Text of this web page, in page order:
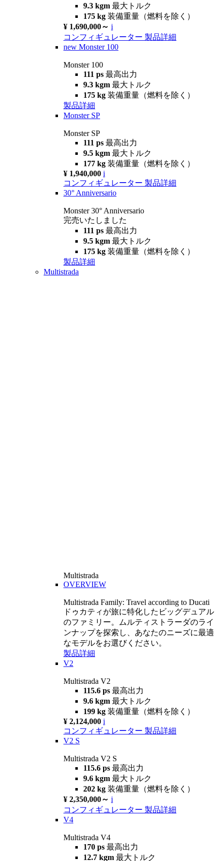
9.3 kgm 最大トルク
175 kg 装備重量（燃料を除く）
¥ 1,690,000～ i
コンフィギュレーター 製品詳細
new Monster 100
Monster 100
111 ps 最高出力
9.3 kgm 最大トルク
175 kg 装備重量（燃料を除く）
製品詳細
Monster SP
Monster SP
111 ps 最高出力
9.5 kgm 最大トルク
177 kg 装備重量（燃料を除く）
¥ 1,940,000 i
コンフィギュレーター 製品詳細
30° Anniversario
Monster 30° Anniversario
完売いたしました
111 ps 最高出力
9.5 kgm 最大トルク
175 kg 装備重量（燃料を除く）
製品詳細
Multistrada
Multistrada
OVERVIEW
Multistrada Family: Travel according to Ducati
ドゥカティが旅に特化したビッグデュアル
のファミリー。ムルティストラーダのライ
ンナップを探索し、あなたのニーズに最適
なモデルをお選びください。
製品詳細
V2
Multistrada V2
115.6 ps 最高出力
9.6 kgm 最大トルク
199 kg 装備重量（燃料を除く）
¥ 2,124,000 i
コンフィギュレーター 製品詳細
V2 S
Multistrada V2 S
115.6 ps 最高出力
9.6 kgm 最大トルク
202 kg 装備重量（燃料を除く）
¥ 2,350,000～ i
コンフィギュレーター 製品詳細
V4
Multistrada V4
170 ps 最高出力
12.7 kgm 最大トルク